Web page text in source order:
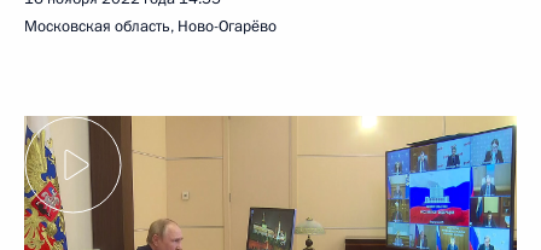
Московская область, Ново-Огарёво